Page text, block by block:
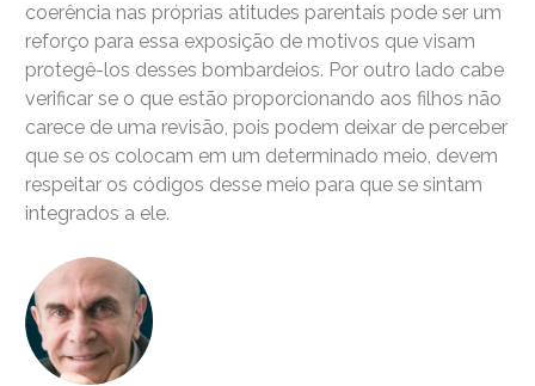
coerência nas próprias atitudes parentais pode ser um
reforço para essa exposição de motivos que visam
protegê-los desses bombardeios. Por outro lado cabe
verificar se o que estão proporcionando aos filhos não
carece de uma revisão, pois podem deixar de perceber
que se os colocam em um determinado meio, devem
respeitar os códigos desse meio para que se sintam
integrados a ele.